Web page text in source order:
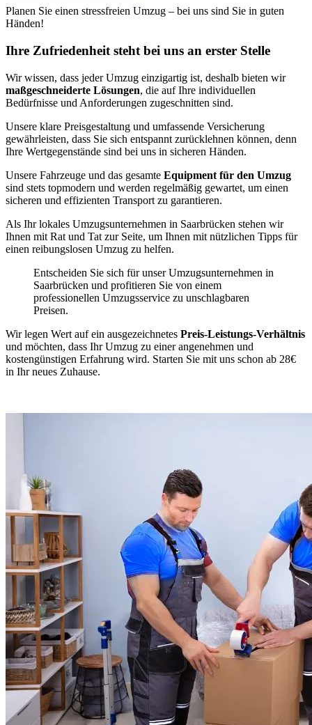
Planen Sie einen stressfreien Umzug – bei uns sind Sie in guten
Händen!
Ihre Zufriedenheit steht bei uns an erster Stelle
Wir wissen, dass jeder Umzug einzigartig ist, deshalb bieten wir
maßgeschneiderte Lösungen, die auf Ihre individuellen
Bedürfnisse und Anforderungen zugeschnitten sind.
Unsere klare Preisgestaltung und umfassende Versicherung
gewährleisten, dass Sie sich entspannt zurücklehnen können, denn
Ihre Wertgegenstände sind bei uns in sicheren Händen.
Unsere Fahrzeuge und das gesamte Equipment für den Umzug
sind stets topmodern und werden regelmäßig gewartet, um einen
sicheren und effizienten Transport zu garantieren.
Als Ihr lokales Umzugsunternehmen in Saarbrücken stehen wir
Ihnen mit Rat und Tat zur Seite, um Ihnen mit nützlichen Tipps für
einen reibungslosen Umzug zu helfen.
Entscheiden Sie sich für unser Umzugsunternehmen in
Saarbrücken und profitieren Sie von einem
professionellen Umzugsservice zu unschlagbaren
Preisen.
Wir legen Wert auf ein ausgezeichnetes Preis-Leistungs-Verhältnis
und möchten, dass Ihr Umzug zu einer angenehmen und
kostengünstigen Erfahrung wird. Starten Sie mit uns schon ab 28€
in Ihr neues Zuhause.